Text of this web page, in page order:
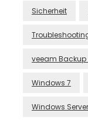
Sicherheit
veeam Backup
Windows 7
Windows Server